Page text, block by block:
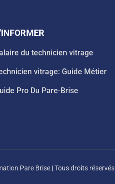
du technicien vitrage
vitrage: Guide Métier
Pro Du Pare-Brise
Pare Brise | Tous droits réservés